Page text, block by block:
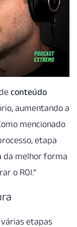
conteúdo
aumentando a
mencionado
etapa
da melhor forma
o ROI.”
etapas